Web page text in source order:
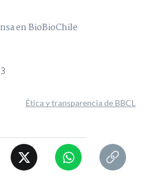
en BioBioChile
Ética y transparencia de BBCL